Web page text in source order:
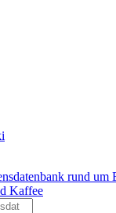
rund um
Kaffee